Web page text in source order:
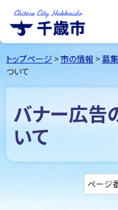
千歳市Chitose
City Hokkaido
トップページ >市の情報 >募集
ついて
バナー広告
いて
ページ